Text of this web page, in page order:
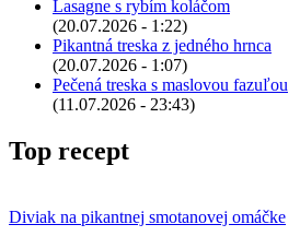
Lasagne s rybím koláčom
(20.07.2026 - 1:22)
Pikantná treska z jedného hrnca
(20.07.2026 - 1:07)
Pečená treska s maslovou fazuľou
(11.07.2026 - 23:43)
Top recept
Diviak na pikantnej smotanovej omáčke